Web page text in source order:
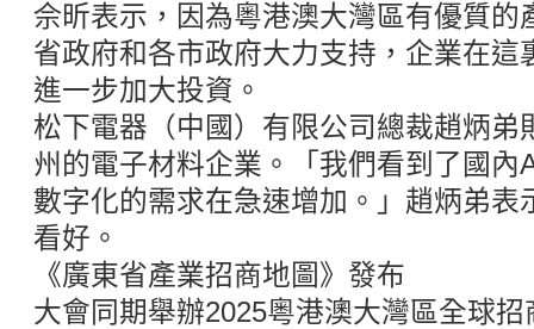
佘昕表示，因為粵港澳大灣區有優質的
省政府和各市政府大力支持，企業在這
進一步加大投資。
松下電器（中國）有限公司總裁趙炳弟
州的電子材料企業。「我們看到了國內
數字化的需求在急速增加。」趙炳弟表
看好。
《廣東省產業招商地圖》發布
大會同期舉辦2025粵港澳大灣區全球